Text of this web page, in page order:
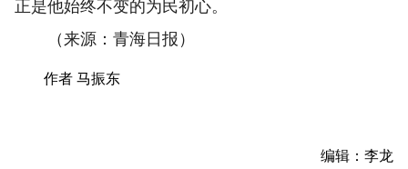
正是他始终不变的为民初心。
（来源：青海日报）
作者 马振东
编辑：李龙